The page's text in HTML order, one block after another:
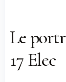
Le
17 Elec